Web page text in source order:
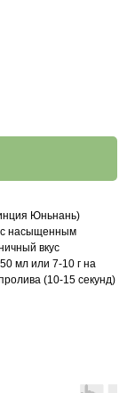
Юньнань)
с насыщенным
вкус
мл или 7-10 г на
(10-15 секунд)